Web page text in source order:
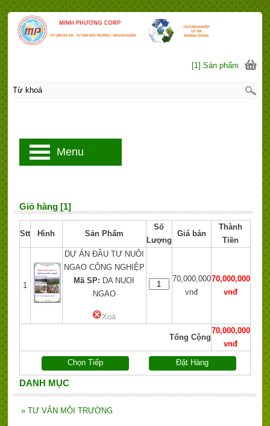
Giỏ hàng [1]
Stt Hình Sản Phẩm
Số
Lượng
Giá bán
Thành
Tiền
1
DỰ ÁN ĐẦU TƯ NUÔI
NGAO CÔNG NGHIỆP
Mã SP: DA NUOI
NGAO
Xoá
70,000,000
vnđ
70,000,000
vnđ
Tổng Cộng
70,000,000
vnđ
Đặt Hàng
Chọn Tiếp
DANH MỤC
» TƯ VẤN MÔI TRƯỜNG
[1] Sản phẩm
Menu